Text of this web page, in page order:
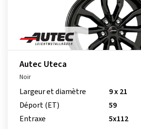
Autec Uteca
Noir
Largeur et diamètre
9 x 21
Déport (ET)
59
Entraxe
5x112